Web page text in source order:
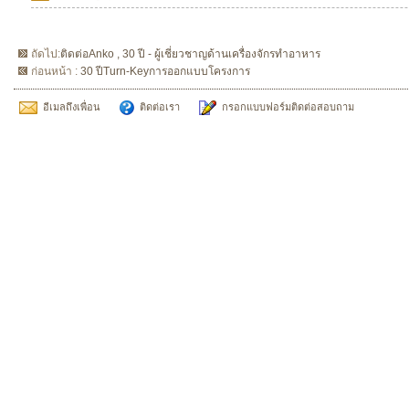
ถัดไป:ติดต่อAnko , 30 ปี - ผู้เชี่ยวชาญด้านเครื่องจักรทำอาหาร
ก่อนหน้า : 30 ปีTurn-Keyการออกแบบโครงการ
อีเมลถึงเพื่อน ติดต่อเรา กรอกแบบฟอร์มติดต่อสอบถาม